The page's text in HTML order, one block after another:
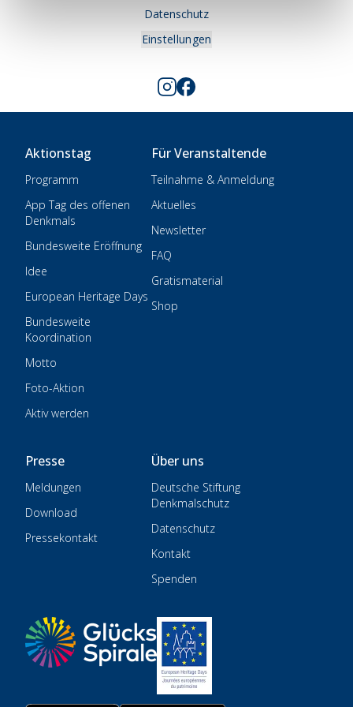
Datenschutz
Einstellungen
Aktionstag
Programm
App Tag des offenen
Denkmals
Bundesweite Eröffnung
Idee
European Heritage Days
Bundesweite
Koordination
Motto
Foto-Aktion
Aktiv werden
Für Veranstaltende
Teilnahme & Anmeldung
Aktuelles
Newsletter
FAQ
Gratismaterial
Shop
Presse
Meldungen
Download
Pressekontakt
Über uns
Deutsche Stiftung
Denkmalschutz
Datenschutz
Kontakt
Spenden